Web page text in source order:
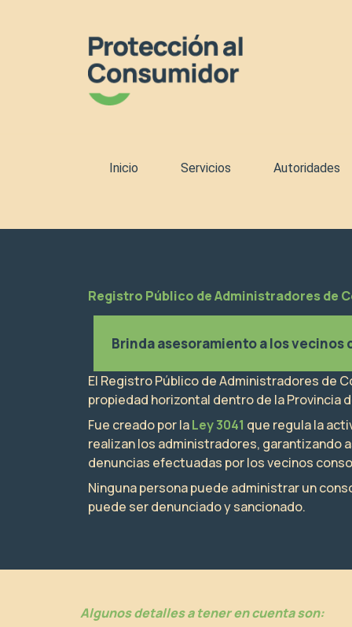
Inicio Servicios Autoridades
Registro Público de Administradores de
Brinda asesoramiento a los vecinos
El Registro Público de Administradores de
propiedad horizontal dentro de la Provincia
Fue creado por laLey 3041 que regula la
realizan los administradores, garantizando
denuncias efectuadas por los vecinos
Ninguna persona puede administrar un
puede ser denunciado y sancionado.
Algunos detalles a tener en cuenta son: